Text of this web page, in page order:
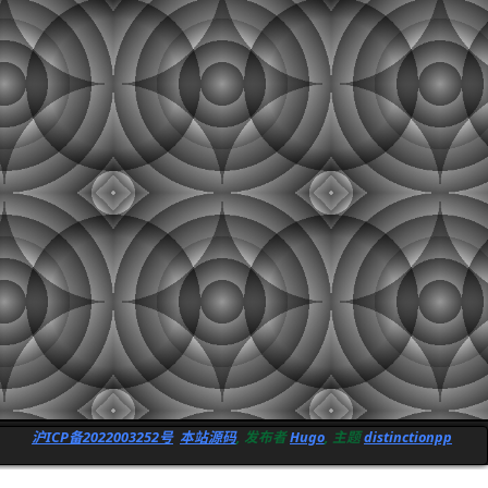
沪ICP备2022003252号 本站源码, 发布者Hugo, 主题distinctionpp